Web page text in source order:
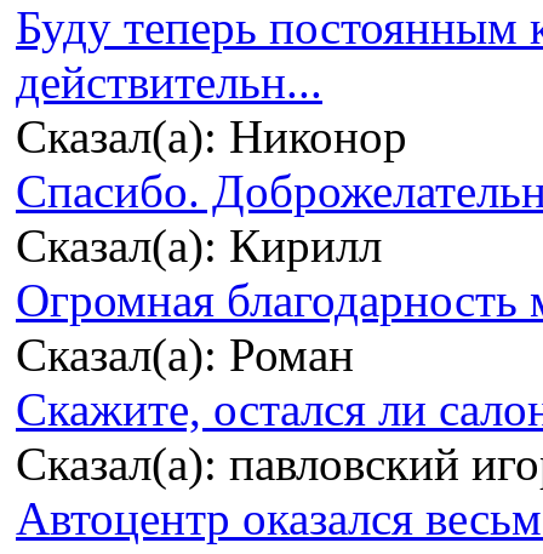
Буду теперь
действительн...
Сказал(а): Никонор
Спасибо.
Сказал(а): Кирилл
Огромная благодарность
Сказал(а): Роман
Скажите, остался ли
Сказал(а): павловский
Автоцентр оказался